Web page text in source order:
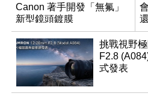
Canon 著手開發「無氟」
新型鏡頭鍍膜
挑戰視野
F2.8
式發表